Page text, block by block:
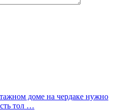
доме на чердаке нужно
тол …